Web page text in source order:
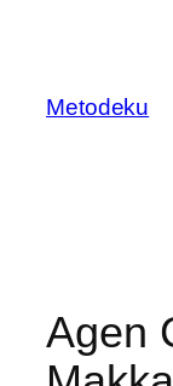
Metodeku
Agen